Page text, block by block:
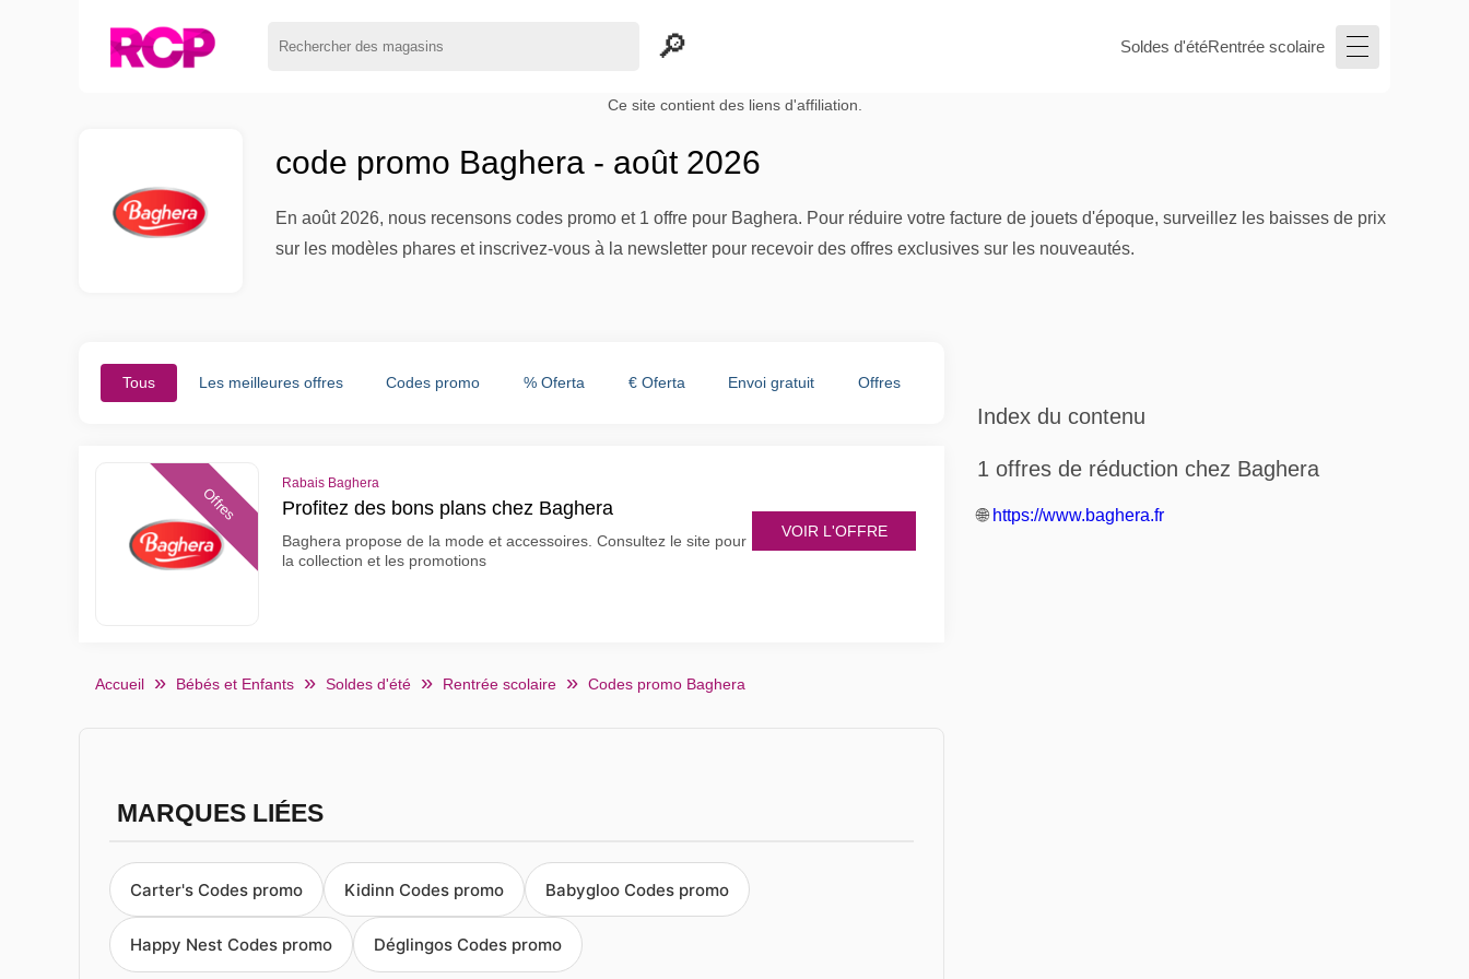
Soldes d'étéRentrée scolaire
Ce site contient des liens d'affiliation.
code promo Baghera - août 2026
En août 2026, nous recensons codes promo et 1 offre pour Baghera. Pour réduire votre facture de jouets d'époque, surveillez les baisses de prix
sur les modèles phares et inscrivez-vous à la newsletter pour recevoir des offres exclusives sur les nouveautés.
Tous Les meilleures offres Codes promo % Oferta € Oferta Envoi gratuit Offres
Offres
Rabais Baghera
Profitez des bons plans chez Baghera
Baghera propose de la mode et accessoires. Consultez le site pour
la collection et les promotions
VOIR L'OFFRE
Accueil Bébés et Enfants Soldes d'été Rentrée scolaire Codes promo Baghera
MARQUES LIÉES
Carter's Codes promo Kidinn Codes promo Babygloo Codes promo
Happy Nest Codes promo Déglingos Codes promo
Index du contenu
1 offres de réduction chez Baghera
🌐 https://www.baghera.fr